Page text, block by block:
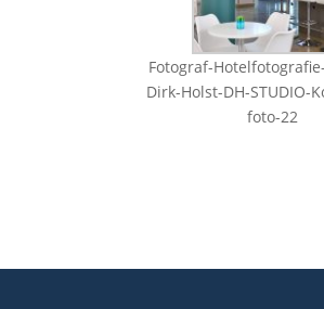
Fotograf-
Dirk-Holst-DH-STUDIO-
foto-22